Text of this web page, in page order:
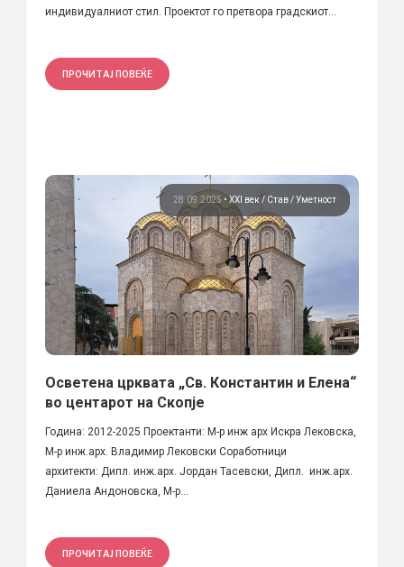
индивидуалниот стил. Проектот го претвора градскиот...
ПРОЧИТАЈ ПОВЕЌЕ
28.09.2025 • XXI век Став Уметност
Осветена црквата „Св. Константин и Елена“
во центарот на Скопје
Година: 2012-2025 Проектанти: М-р инж арх Искра Лековска,
М-р инж.арх. Владимир Лековски Соработници
архитекти: Дипл. инж.арх. Јордан Тасевски, Дипл. инж.арх.
Даниела Андоновска, М-р...
ПРОЧИТАЈ ПОВЕЌЕ